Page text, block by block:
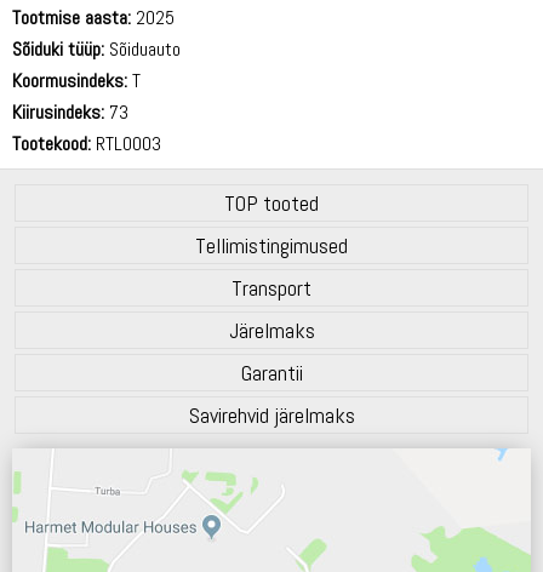
Tootmise aasta: 2025
Sõiduki tüüp: Sõiduauto
Koormusindeks:T
Kiirusindeks: 73
Tootekood: RTL0003
TOP tooted
Tellimistingimused
Transport
Järelmaks
Garantii
Savirehvid järelmaks